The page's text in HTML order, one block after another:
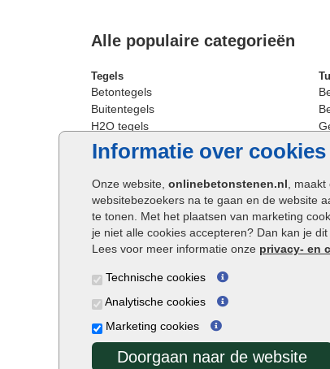
Informatie over cookies
Onze website, onlinebetonstenen.nl ,
websitebezoekers na te gaan en de website
te tonen. Met het plaatsen van marketing
je niet alle cookies accepteren? Dan kan je
Lees voor meer informatie onze privacy- en
Technische cookies
Analytische cookies
Marketing cookies
Doorgaan naar de website
Alle populaire categorieën
Tegels
Betontegels
Buitentegels
H2O tegels
Keramische terrastegels
Oprit tegels
Patio tegels
Siertegels
Stoeptegels
Straattegels
Terrastegels
Buitentegels
Grote terrastegels